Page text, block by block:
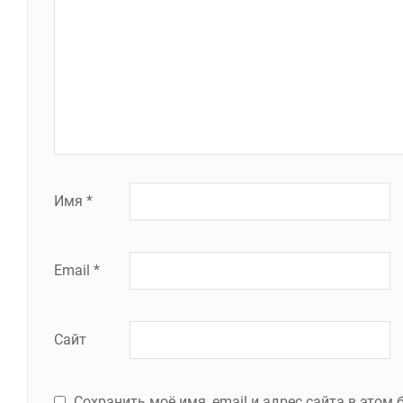
Имя *
Email *
Сайт